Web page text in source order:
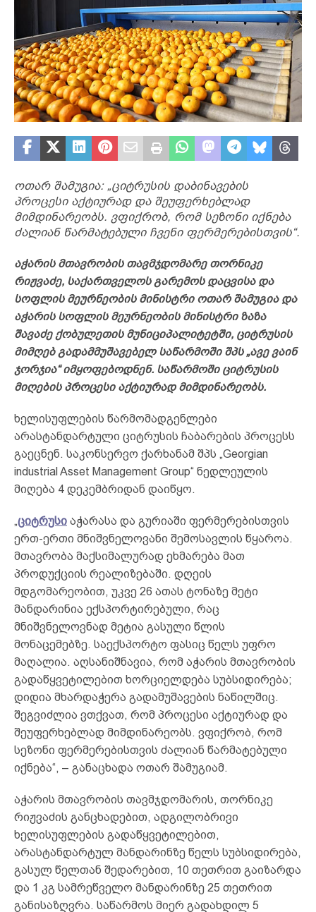
ოთარ შამუგია: „ციტრუსის დაბინავების
პროცესი აქტიურად და შეუფერხებლად
მიმდინარეობს. ვფიქრობ, რომ სეზონი იქნება
ძალიან წარმატებული ჩვენი ფერმერებისთვის“.
აჭარის მთავრობის თავმჯდომარე თორნიკე
რიჟვაძე, საქართველოს გარემოს დაცვისა და
სოფლის მეურნეობის მინისტრი ოთარ შამუგია და
აჭარის სოფლის მეურნეობის მინისტრი ზაზა
შავაძე ქობულეთის მუნიციპალიტეტში, ციტრუსის
მიმღებ გადამმუშავებელ საწარმოში შპს „ავე ვაინ
ჯორჯია“ იმყოფებოდნენ. საწარმოში ციტრუსის
მიღების პროცესი აქტიურად მიმდინარეობს.
ხელისუფლების წარმომადგენლები
არასტანდარტული ციტრუსის ჩაბარების პროცესს
გაეცნენ. საკონსერვო ქარხანამ შპს „Georgian
industrial Asset Management Group“ ნედლეულის
მიღება 4 დეკემბრიდან დაიწყო.
„ციტრუსი აჭარასა და გურიაში ფერმერებისთვის
ერთ-ერთი მნიშვნელოვანი შემოსავლის წყაროა.
მთავრობა მაქსიმალურად ეხმარება მათ
პროდუქციის რეალიზებაში. დღეის
მდგომარეობით, უკვე 26 ათას ტონაზე მეტი
მანდარინია ექსპორტირებული, რაც
მნიშვნელოვნად მეტია გასული წლის
მონაცემებზე. საექსპორტო ფასიც წელს უფრო
მაღალია. აღსანიშნავია, რომ აჭარის მთავრობის
გადაწყვეტილებით ხორციელდება სუბსიდირება;
დიდია მხარდაჭერა გადამუშავების ნაწილშიც.
შეგვიძლია ვთქვათ, რომ პროცესი აქტიურად და
შეუფერხებლად მიმდინარეობს. ვფიქრობ, რომ
სეზონი ფერმერებისთვის ძალიან წარმატებული
იქნება“, – განაცხადა ოთარ შამუგიამ.
აჭარის მთავრობის თავმჯდომარის, თორნიკე
რიჟვაძის განცხადებით, ადგილობრივი
ხელისუფლების გადაწყვეტილებით,
არასტანდარტულ მანდარინზე წელს სუბსიდირება,
გასულ წელთან შედარებით, 10 თეთრით გაიზარდა
და 1 კგ სამრეწველო მანდარინზე 25 თეთრით
განისაზღვრა. საწარმოს მიერ გადახდილ 5